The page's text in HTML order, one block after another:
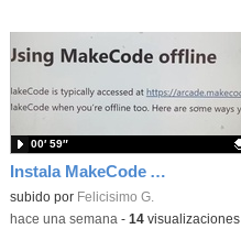
Instala MakeCode Arcade para trabajar offline en tu tablet, ordenador, Chromebook
Contenido educativo.
subido por Felicisimo G.
00′ 59″
-hace una semana - 14visualizaciones